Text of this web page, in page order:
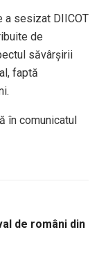
a sesizat DIICOT
de
săvârșirii
faptă
în comunicatul
de români din